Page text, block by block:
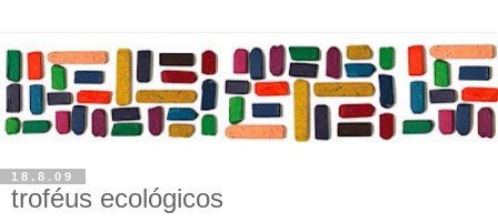
18.8.09
troféus ecológicos